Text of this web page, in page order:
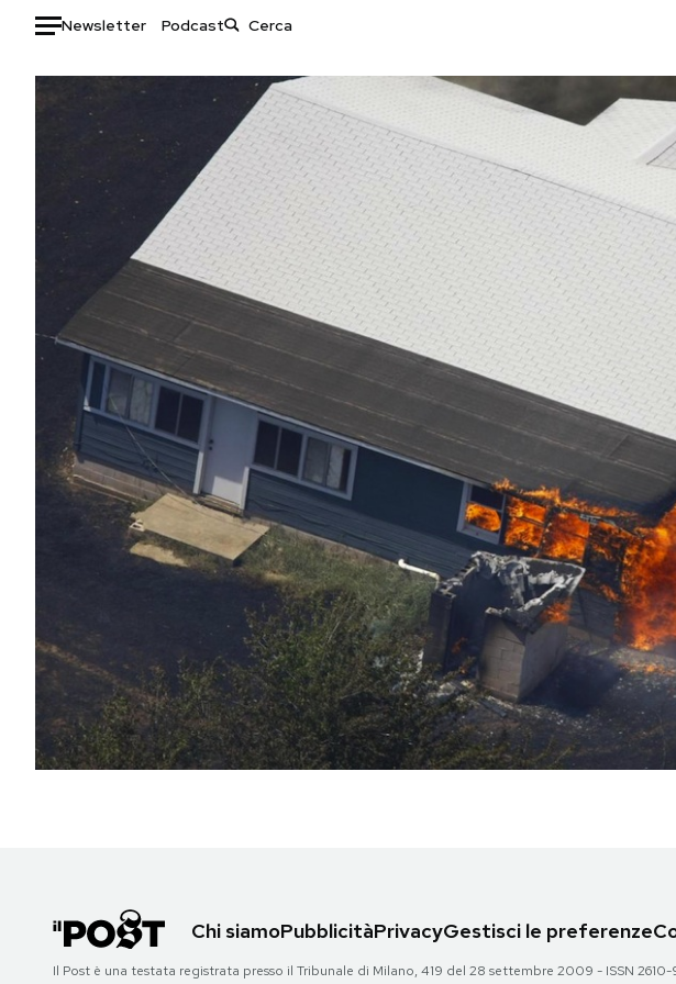
Newsletter Podcast
Auto
HOME
Italia
Mondo
Politica
Tecnologia
Internet
Scienza
Cultura
Economia
Sport
Moda
Libri
Consumismi
Storie/Idee
Ok Boomer!
Altrecose
Mondiali calcio 2026
PODCAST
I MIEI PREFERITI
SHOP
Area Personale
Newsletter
Chi siamoPubblicitàPrivacyGestisci le preferenze
Il Post è una testata registrata presso il Tribunale di Milano, 419 del 28 settembre 2009 - ISSN